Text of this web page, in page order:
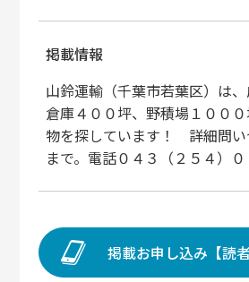
掲載情報
山鈴運輸（千葉市若葉区）は
倉庫４００坪、野積場１００
物を探しています！ 詳細問い
まで。電話０４３（２５４）０
掲載お申し込み【読者